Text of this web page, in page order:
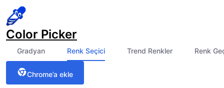
Color Picker
Gradyan Renk Seçici Trend Renkler Renk
Chrome’a ekle